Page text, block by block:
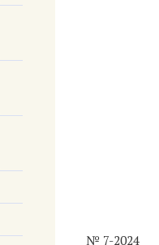
№ 7-2024